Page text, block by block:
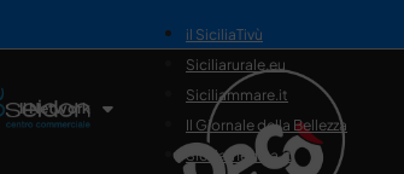
Il Network
il SiciliaTivù
Siciliarurale.eu
Siciliammare.it
Il Giornale della Bellezza
Siciliamedica.it